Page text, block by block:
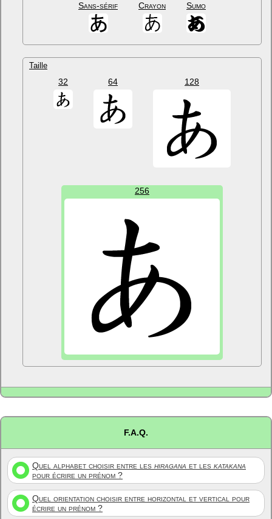
Sans-sérif Crayon Sumo
Taille
32 64 128
256
F.A.Q.
Quel alphabet choisir entre les hiragana et les katakana
pour écrire un prénom ?
Quel orientation choisir entre horizontal et vertical pour
écrire un prénom ?